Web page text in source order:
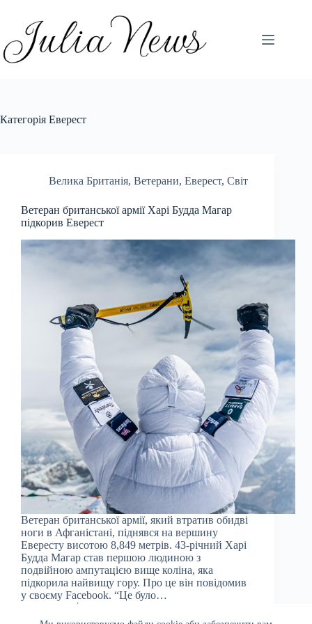
вмісту
Категорія Еверест
Велика Британія, Ветерани, Еверест, Світ
Ветеран британської армії Харі Будда Магар
підкорив Еверест
Ветеран британської армії, який втратив обидві
ноги в Афганістані, піднявся на вершину
Евересту висотою 8,849 метрів. 43-річний Харі
Будда Магар став першою людиною з
подвійною ампутацією вище коліна, яка
підкорила найвищу гору. Про це він повідомив
у своєму Facebook. “Це було…